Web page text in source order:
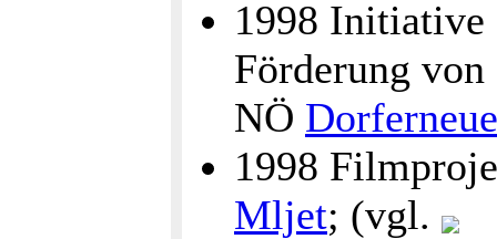
1998 Initiative
Förderung
NÖ
1998
Mljet; (vgl.